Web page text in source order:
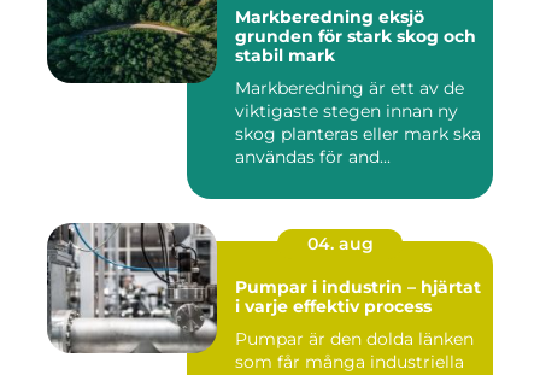
Markberedning eksjö
grunden för stark skog och
stabil mark
Markberedning är ett av de
viktigaste stegen innan ny
skog planteras eller mark ska
användas för and...
04. aug
Pumpar i industrin – hjärtat
i varje effektiv process
Pumpar är den dolda länken
som får många industriella